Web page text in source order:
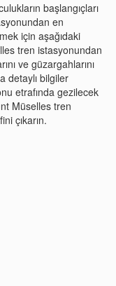
başlangıçları
en
için aşağıdaki
tren istasyonundan
ve güzargahlarını
detaylı bilgiler
etrafında gezilecek
Müselles tren
çıkarın.